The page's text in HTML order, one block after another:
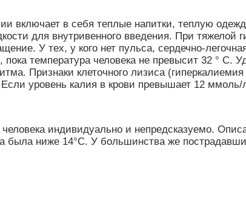
включает в себя теплые напитки, теплую
для внутривенного введения. При
У тех, у кого нет пульса, сердечно-
пока температура человека не превысит 32 °
Признаки клеточного лизиса
уровень калия в крови превышает 12
индивидуально и непредсказуемо.
была ниже 14°C. У большинства же